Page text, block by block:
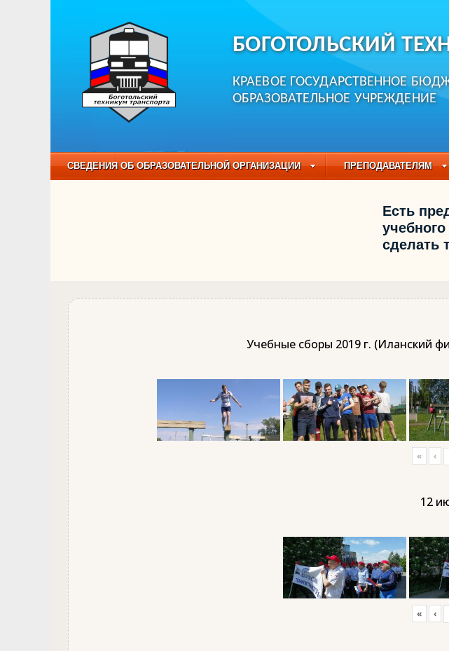
БОГОТОЛЬСКИЙ
КРАЕВОЕ ГОСУДАРСТВЕННОЕ
ОБРАЗОВАТЕЛЬНОЕ УЧРЕЖДЕНИЕ
СВЕДЕНИЯ ОБ ОБРАЗОВАТЕЛЬНОЙ ОРГАНИЗАЦИИ ПРЕПОДАВАТЕЛЯМ
НАБОР ОБУЧАЮЩИХСЯ НА 2021-2022
Есть
сделать
Учебные сборы 2019 г. (Иланский
« ‹
12
« ‹